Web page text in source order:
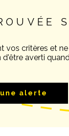
vos critères et
averti
alerte